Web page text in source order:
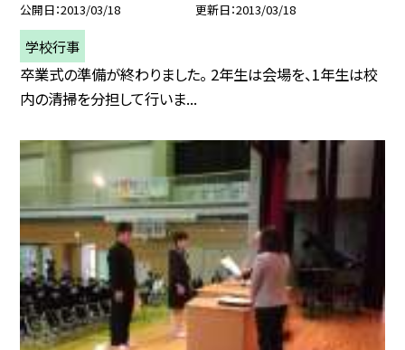
公開日 2013/03/18 更新日 2013/03/18
学校行事
卒業式の準備が終わりました。 2年生は会場を、1年生は校
内の清掃を分担して行いま...